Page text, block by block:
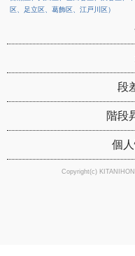
区、足立区、葛飾区、江戸川区）
段
階段
個
Copyright(c)